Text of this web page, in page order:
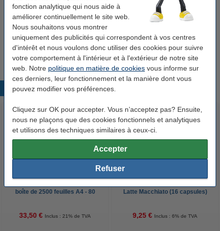
fonction analytique qui nous aide à
améliorer continuellement le site web.
Nous souhaitons vous montrer
uniquement des publicités qui correspondent à vos centres
d'intérêt et nous voulons donc utiliser des cookies pour suivre
votre comportement à l'intérieur et à l'extérieur de notre site
web. Notre politique en matière de cookies vous informe sur
ces derniers, leur fonctionnement et la manière dont vous
pouvez modifier vos préférences.
Cliquez sur OK pour accepter. Vous n’acceptez pas? Ensuite,
nous ne plaçons que des cookies fonctionnels et analytiques
et utilisons des techniques similaires à ceux-ci.
Accepter
Refuser
Matière: plastique
Infos supplémentaires: votre ancien appareil
Produits populaires
123encre papier d'impression 1
boîte de 2500 feuilles A4 - 80
33,50 € Inclus : 21% de TVA
Nescafé Dolce Gusto capsules
Latte Macchiato (16 capsules)
9,25 € Inclus : 6% de TVA